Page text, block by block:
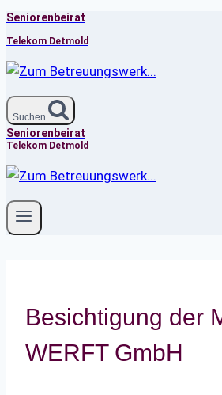
Zum
Inhalt
springen
Seniorenbeirat
Telekom Detmold
Suchen
Seniorenbeirat
Telekom Detmold
Besichtigung der
WERFT GmbH